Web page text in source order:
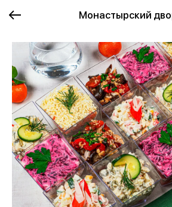
Монастырский